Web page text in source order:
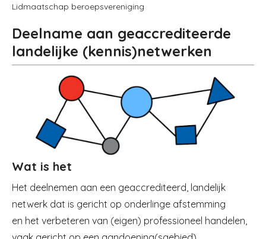
Lidmaatschap beroepsvereniging
Deelname aan geaccrediteerde
landelijke (kennis)netwerken
Wat is het
Het deelnemen aan een geaccrediteerd, landelijk
netwerk dat is gericht op onderlinge afstemming
en het verbeteren van (eigen) professioneel handelen,